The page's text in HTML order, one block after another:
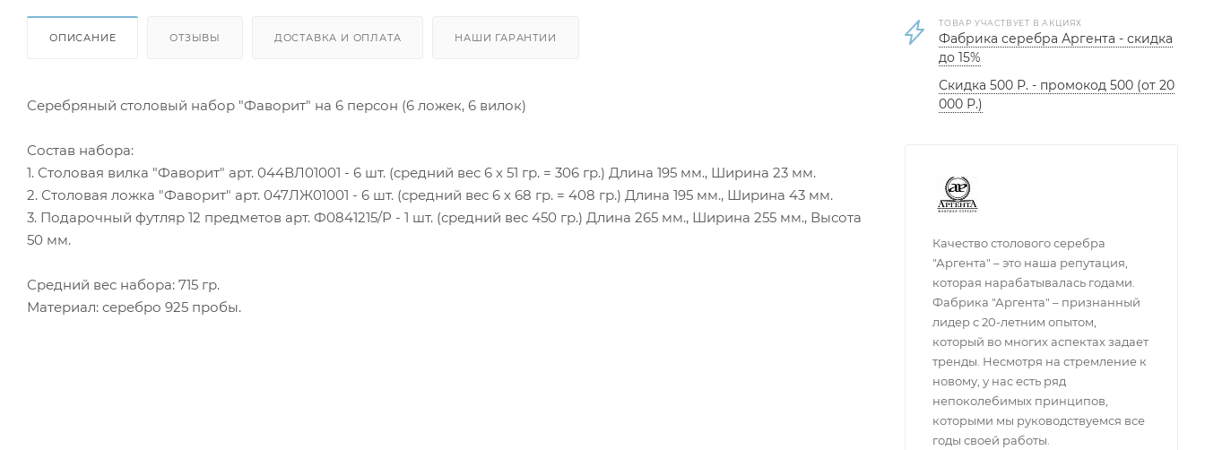
ОПИСАНИЕ ОТЗЫВЫ ДОСТАВКА И ОПЛАТА НАШИ ГАРАНТИИ
Серебряный столовый набор "Фаворит" на 6 персон (6 ложек, 6 вилок)
Состав набора:
1. Столовая вилка "Фаворит" арт. 044ВЛ01001 - 6 шт. (средний вес 6 х 51 гр. = 306 гр.) Длина 195 мм., Ширина 23 мм.
2. Столовая ложка "Фаворит" арт. 047ЛЖ01001 - 6 шт. (средний вес 6 х 68 гр. = 408 гр.) Длина 195 мм., Ширина 43 мм.
3. Подарочный футляр 12 предметов арт. Ф0841215/Р - 1 шт. (средний вес 450 гр.) Длина 265 мм., Ширина 255 мм., Высота
50 мм.
Средний вес набора: 715 гр.
Материал: серебро 925 пробы.
ТОВАР УЧАСТВУЕТ В АКЦИЯХ
Фабрика серебра Аргента - скидка
до 15%
Скидка 500 Р. - промокод 500 (от 20
000 Р.)
Качество столового серебра
"Аргента" – это наша репутация,
которая нарабатывалась годами.
Фабрика "Аргента" – признанный
лидер с 20-летним опытом,
который во многих аспектах задает
тренды. Несмотря на стремление к
новому, у нас есть ряд
непоколебимых принципов,
которыми мы руководствуемся все
годы своей работы.